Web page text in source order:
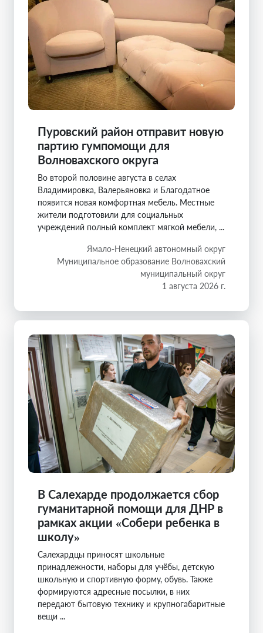
Пуровский район отправит новую
партию гумпомощи для
Волновахского округа
Во второй половине августа в селах
Владимировка, Валерьяновка и Благодатное
появится новая комфортная мебель. Местные
жители подготовили для социальных
учреждений полный комплект мягкой мебели, ...
Ямало-Ненецкий автономный округ
Муниципальное образование Волновахский
муниципальный округ
1 августа 2026 г.
В Салехарде продолжается сбор
гуманитарной помощи для ДНР в
рамках акции «Собери ребенка в
школу»
Салехардцы приносят школьные
принадлежности, наборы для учёбы, детскую
школьную и спортивную форму, обувь. Также
формируются адресные посылки, в них
передают бытовую технику и крупногабаритные
вещи ...